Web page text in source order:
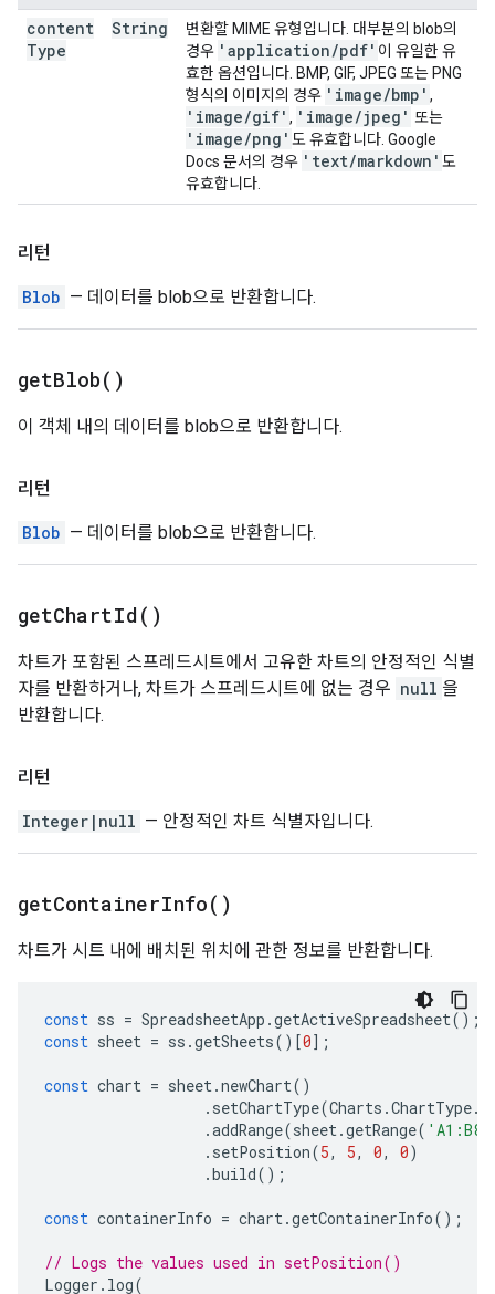
content
Type
String
변환할 MIME 유형입니다. 대부분의 blob의
경우 'application/pdf' 이 유일한 유
효한 옵션입니다. BMP, GIF, JPEG 또는 PNG
형식의 이미지의 경우 'image/bmp' ,
'image/gif' , 'image/jpeg' 또는
'image/png' 도 유효합니다. Google
Docs 문서의 경우 'text/markdown' 도
유효합니다.
리턴
Blob — 데이터를 blob으로 반환합니다.
getBlob( )
이 객체 내의 데이터를 blob으로 반환합니다.
리턴
Blob — 데이터를 blob으로 반환합니다.
getChartId( )
차트가 포함된 스프레드시트에서 고유한 차트의 안정적인 식별
자를 반환하거나, 차트가 스프레드시트에 없는 경우 null 을
반환합니다.
리턴
Integer|null — 안정적인 차트 식별자입니다.
getContainerInfo( )
차트가 시트 내에 배치된 위치에 관한 정보를 반환합니다.
const ss = SpreadsheetApp .getActiveSpreadsheet();
const sheet = ss .getSheets()[0];
const chart = sheet.newChart()
. setChartType(Charts .ChartType.
.addRange(sheet.getRange( 'A1:B8'
. setPosition(5, 5, 0, 0)
.build();
const containerInfo = chart.getContainerInfo();
// Logs the values used in setPosition()
Logger . log(